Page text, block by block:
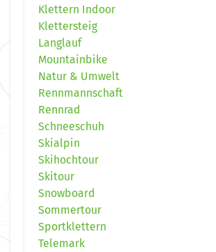
Klettern Indoor
Klettersteig
Langlauf
Mountainbike
Natur & Umwelt
Rennmannschaft
Rennrad
Schneeschuh
Skialpin
Skihochtour
Skitour
Snowboard
Sommertour
Sportklettern
Telemark